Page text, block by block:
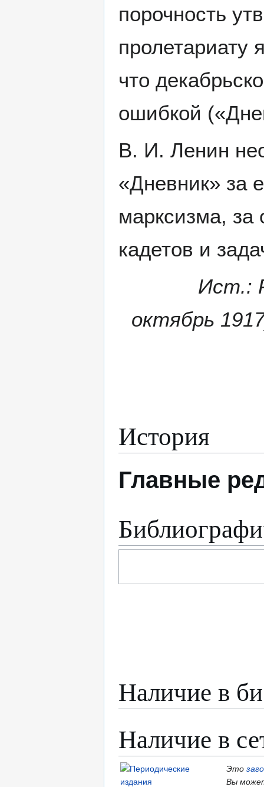
порочность
пролетариату
что
ошибкой
В. И. Ленин
«Дневник» за
марксизма, за
кадетов и
Ист.:
октябрь
История
Главные
Наличие в
Наличие в
Это
Вы